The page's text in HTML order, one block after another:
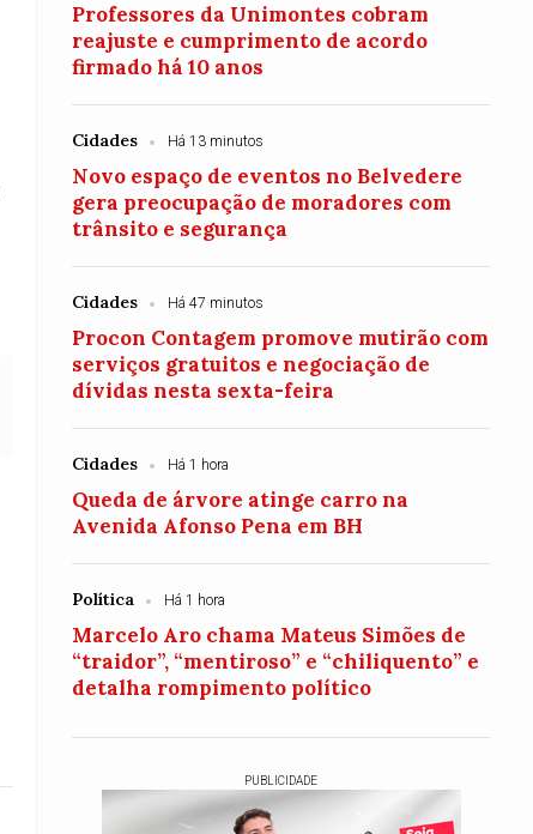
Professores da Unimontes cobram
reajuste e cumprimento de acordo
firmado há 10 anos
Cidades Há 13 minutos
Novo espaço de eventos no Belvedere
gera preocupação de moradores com
trânsito e segurança
Cidades Há 47 minutos
Procon Contagem promove mutirão com
serviços gratuitos e negociação de
dívidas nesta sexta-feira
Cidades Há 1 hora
Queda de árvore atinge carro na
Avenida Afonso Pena em BH
Política Há 1 hora
Marcelo Aro chama Mateus Simões de
“traidor”, “mentiroso” e “chiliquento” e
detalha rompimento político
PUBLICIDADE